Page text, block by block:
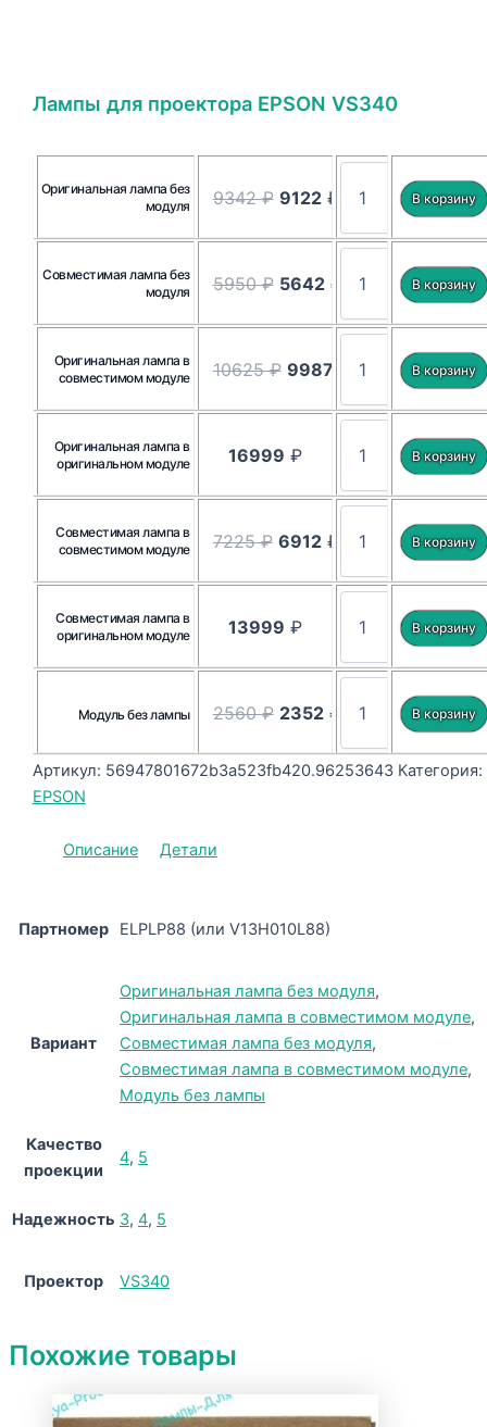
Лампы для проектора EPSON VS340
Оригинальная лампа без
модуля
9342 ₽ 9122₽
Совместимая лампа без
модуля
5950 ₽ 5642₽
Оригинальная лампа в
совместимом модуле
10625 ₽ 9987 ₽
Оригинальная лампа в
оригинальном модуле
16999 ₽
Совместимая лампа в
совместимом модуле
7225 ₽ 6912₽
Совместимая лампа в
оригинальном модуле
13999 ₽
Модуль без лампы 2560 ₽ 2352₽
Артикул: 56947801672b3a523fb420.96253643 Категория:
EPSON
Описание Детали
Партномер ELPLP88 (или V13H010L88)
Вариант
Оригинальная лампа без модуля,
Оригинальная лампа в совместимом модуле,
Совместимая лампа без модуля,
Совместимая лампа в совместимом модуле,
Модуль без лампы
Качество
проекции
4, 5
Надежность 3, 4, 5
Проектор VS340
Похожие товары